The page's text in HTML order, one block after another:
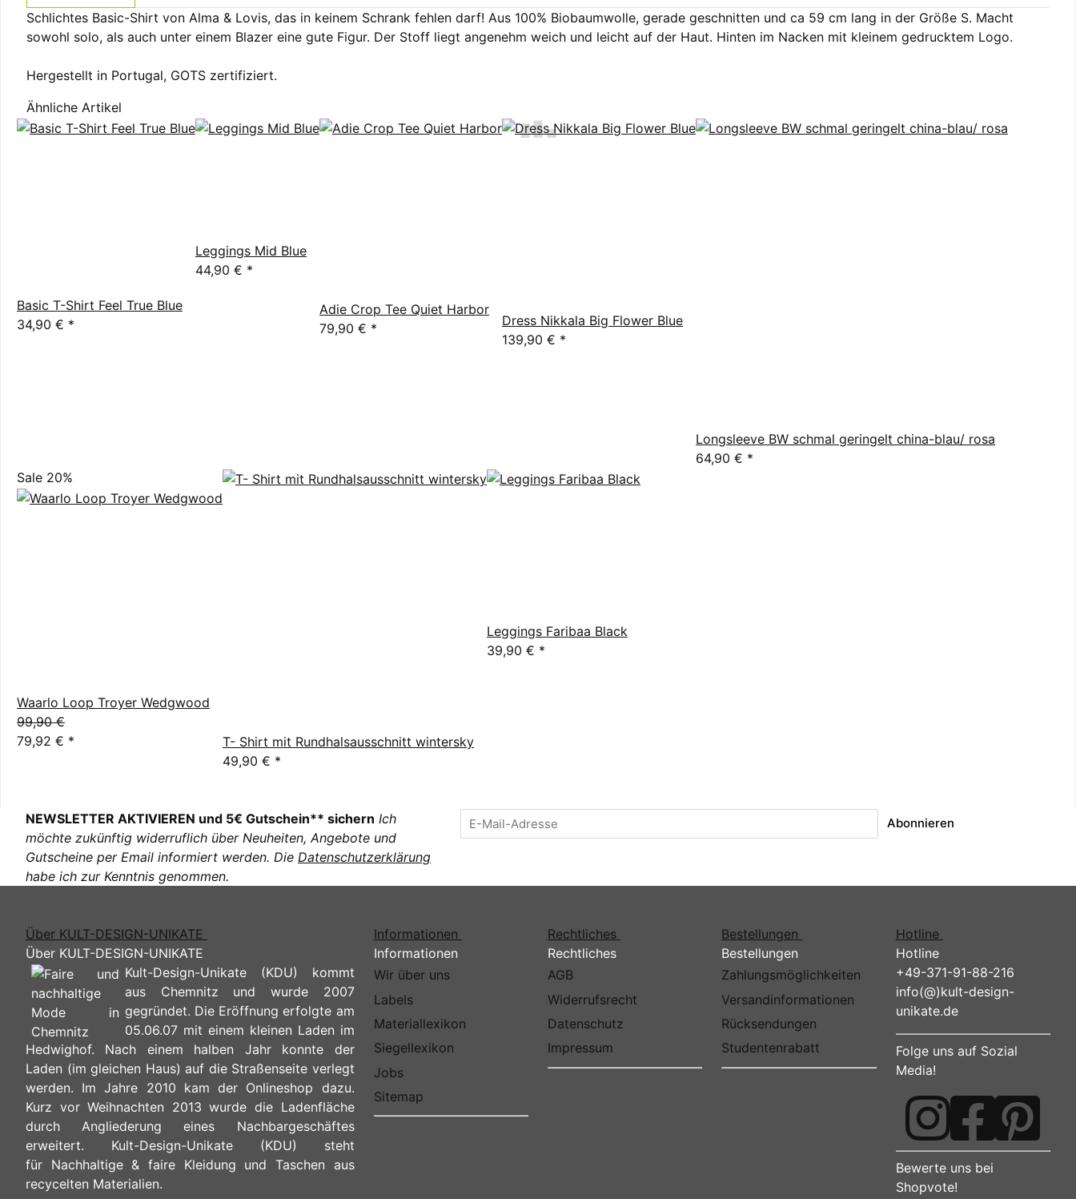
Schlichtes Basic-Shirt von Alma & Lovis, das in keinem Schrank fehlen darf! Aus 100% Biobaumwolle, gerade geschnitten und ca 59 cm lang in der Größe S. Macht
sowohl solo, als auch unter einem Blazer eine gute Figur. Der Stoff liegt angenehm weich und leicht auf der Haut. Hinten im Nacken mit kleinem gedrucktem Logo.
Hergestellt in Portugal, GOTS zertifiziert.
Ähnliche Artikel
Basic T-Shirt Feel True Blue
34,90 € *
Leggings Mid Blue
44,90 € *
Adie Crop Tee Quiet Harbor
79,90 € *
Dress Nikkala Big Flower Blue
139,90 € *
Longsleeve BW schmal geringelt china-blau/ rosa
64,90 € *
Sale 20%
Waarlo Loop Troyer Wedgwood
99,90 €
79,92 € *
T- Shirt mit Rundhalsausschnitt wintersky
49,90 € *
Leggings Faribaa Black
39,90 € *
NEWSLETTER AKTIVIEREN und 5€ Gutschein** sichern Ich
möchte zukünftig widerruflich über Neuheiten, Angebote und
Gutscheine per Email informiert werden. Die Datenschutzerklärung
habe ich zur Kenntnis genommen.
Abonnieren
Über KULT-DESIGN-UNIKATE
Über KULT-DESIGN-UNIKATE
Kult-Design-Unikate (KDU) kommt
aus Chemnitz und wurde 2007
gegründet. Die Eröffnung erfolgte am
05.06.07 mit einem kleinen Laden im
Hedwighof. Nach einem halben Jahr konnte der
Laden (im gleichen Haus) auf die Straßenseite verlegt
werden. Im Jahre 2010 kam der Onlineshop dazu.
Kurz vor Weihnachten 2013 wurde die Ladenfläche
durch Angliederung eines Nachbargeschäftes
erweitert. Kult-Design-Unikate (KDU) steht
für Nachhaltige & faire Kleidung und Taschen aus
recycelten Materialien.
Informationen
Informationen
Wir über uns
Labels
Materiallexikon
Siegellexikon
Jobs
Sitemap
Rechtliches
Rechtliches
AGB
Widerrufsrecht
Datenschutz
Impressum
Bestellungen
Bestellungen
Zahlungsmöglichkeiten
Versandinformationen
Rücksendungen
Studentenrabatt
Hotline
Hotline
+49-371-91-88-216
info(@)kult-design-
unikate.de
Folge uns auf Sozial
Media!
Bewerte uns bei
Shopvote!